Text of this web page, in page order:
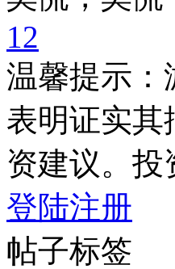
12
温馨提示：
表明证实其
资建议。投
登陆注册
帖子标签